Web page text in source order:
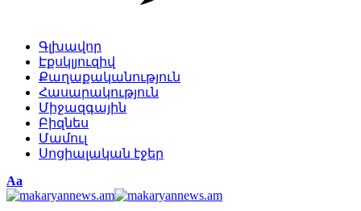
Գլխավոր
Էքսկլյուզիվ
Քաղաքականություն
Հասարակություն
Միջազգային
Բիզնես
Մամուլ
Սոցիալական էջեր
Изменение
размера
Аа